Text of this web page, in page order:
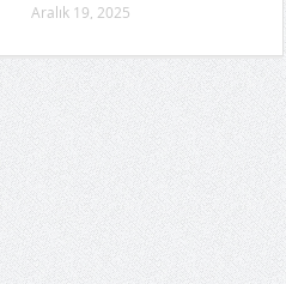
Aralık 19, 2025